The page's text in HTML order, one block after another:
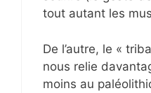
tout autant les
De l’autre, le «
nous relie
moins au